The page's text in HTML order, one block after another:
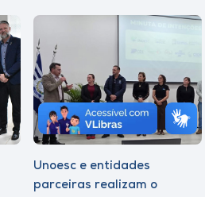
Unoesc e entidades
parceiras realizam o